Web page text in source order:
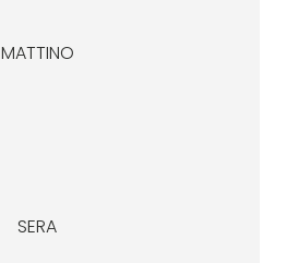
MATTINO
SERA